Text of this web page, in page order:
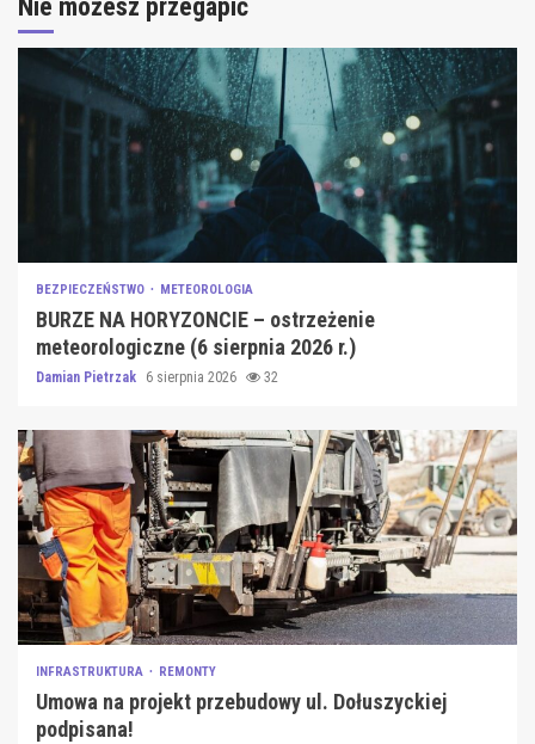
Nie możesz przegapić
BEZPIECZEŃSTWO METEOROLOGIA
BURZE NA HORYZONCIE – ostrzeżenie
meteorologiczne (6 sierpnia 2026 r.)
Damian Pietrzak 6 sierpnia 2026 32
INFRASTRUKTURA REMONTY
Umowa na projekt przebudowy ul. Dołuszyckiej
podpisana!